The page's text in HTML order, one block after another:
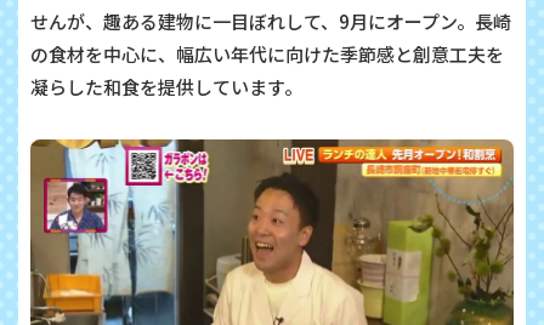
せんが、趣ある建物に一目ぼれして、9月にオープン。長崎
の食材を中心に、幅広い年代に向けた季節感と創意工夫を
凝らした和食を提供しています。